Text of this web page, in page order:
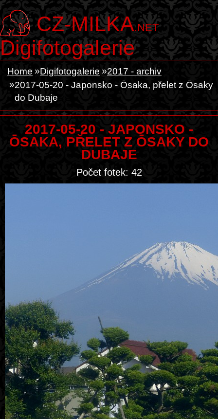
CZ-MILKA.NET
Digifotogalerie
Home Digifotogalerie
2017 - archiv
2017-05-20 - Japonsko - Ōsaka, přelet z Ōsaky
do Dubaje
2017-05-20 - JAPONSKO -
ŌSAKA, PŘELET Z ŌSAKY DO
DUBAJE
Počet fotek: 42